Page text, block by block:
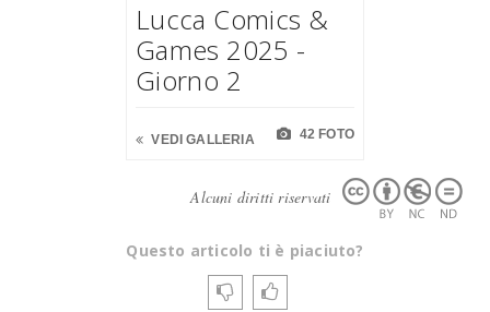
Lucca Comics &
Games 2025 -
Giorno 2
VEDI GALLERIA 42 FOTO
Alcuni diritti riservati
Questo articolo ti è piaciuto?